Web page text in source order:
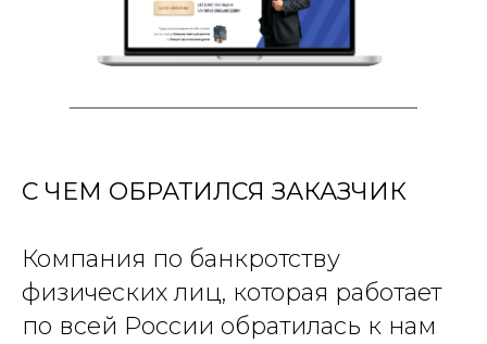
С ЧЕМ ОБРАТИЛСЯ ЗАКАЗЧИК
Компания по банкротству
физических лиц, которая работает
по всей России обратилась к нам